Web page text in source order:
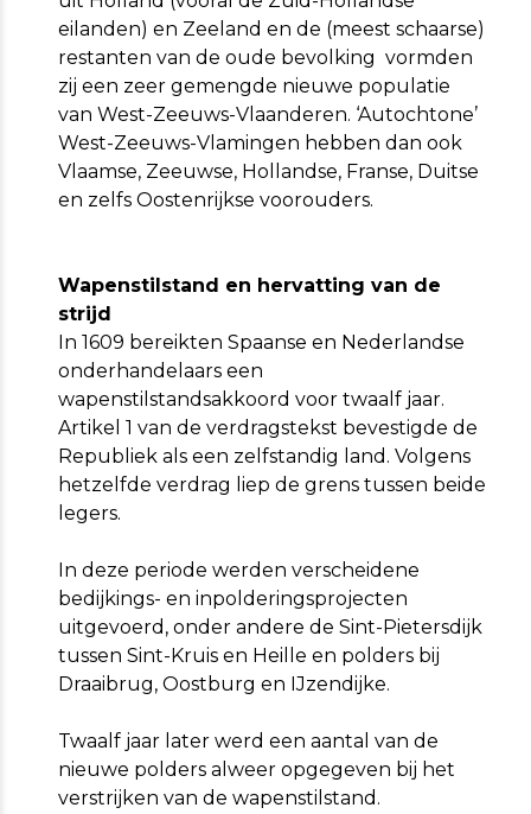
eilanden) en Zeeland en de (meest schaarse)
restanten van de oude bevolking vormden
zij een zeer gemengde nieuwe populatie
van West-Zeeuws-Vlaanderen. ‘Autochtone’
West-Zeeuws-Vlamingen hebben dan ook
Vlaamse, Zeeuwse, Hollandse, Franse, Duitse
en zelfs Oostenrijkse voorouders.
Wapenstilstand en hervatting van de
strijd
In 1609 bereikten Spaanse en Nederlandse
onderhandelaars een
wapenstilstandsakkoord voor twaalf jaar.
Artikel 1 van de verdragstekst bevestigde de
Republiek als een zelfstandig land. Volgens
hetzelfde verdrag liep de grens tussen beide
legers.
In deze periode werden verscheidene
bedijkings- en inpolderingsprojecten
uitgevoerd, onder andere de Sint-Pietersdijk
tussen Sint-Kruis en Heille en polders bij
Draaibrug, Oostburg en IJzendijke.
Twaalf jaar later werd een aantal van de
nieuwe polders alweer opgegeven bij het
verstrijken van de wapenstilstand.